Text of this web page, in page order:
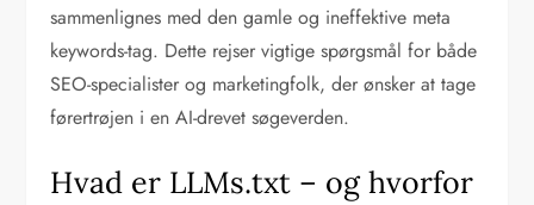
sammenlignes med den gamle og ineffektive meta
keywords-tag. Dette rejser vigtige spørgsmål for både
SEO-specialister og marketingfolk, der ønsker at tage
førertrøjen i en AI-drevet søgeverden.
Hvad er LLMs.txt – og hvorfor